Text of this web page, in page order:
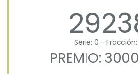
Serie: 0 -
PREMIO: